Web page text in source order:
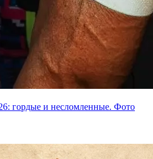
гордые и несломленные. Фото